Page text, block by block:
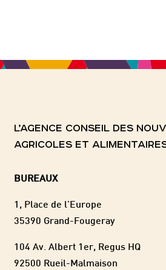
L’AGENCE CONSEIL DES
AGRICOLES ET
BUREAUX
1, Place de l’Europe
35390 Grand-Fougeray
104 Av. Albert 1er, Regus HQ
92500 Rueil-Malmaison